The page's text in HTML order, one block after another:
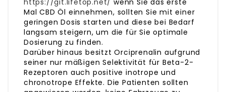
https://git.lifetop.net/ wenn Sie das erste
Mal CBD Öl einnehmen, sollten Sie mit einer
geringen Dosis starten und diese bei Bedarf
langsam steigern, um die für Sie optimale
Dosierung zu finden.
Darüber hinaus besitzt Orciprenalin aufgrund
seiner nur mäßigen Selektivität für Beta-2-
Rezeptoren auch positive inotrope und
chronotrope Effekte. Die Patienten sollten